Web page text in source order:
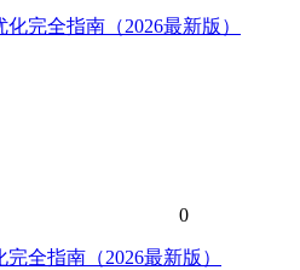
0
全指南（2026最新版）